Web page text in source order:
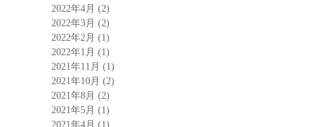
2022年4月 (2)
2022年3月 (2)
2022年2月 (1)
2022年1月 (1)
2021年11月 (1)
2021年10月 (2)
2021年8月 (2)
2021年5月 (1)
2021年4月 (1)